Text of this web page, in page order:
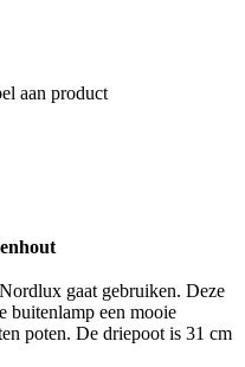
aan product
gaat gebruiken. Deze
buitenlamp een mooie
poten. De driepoot is 31 cm